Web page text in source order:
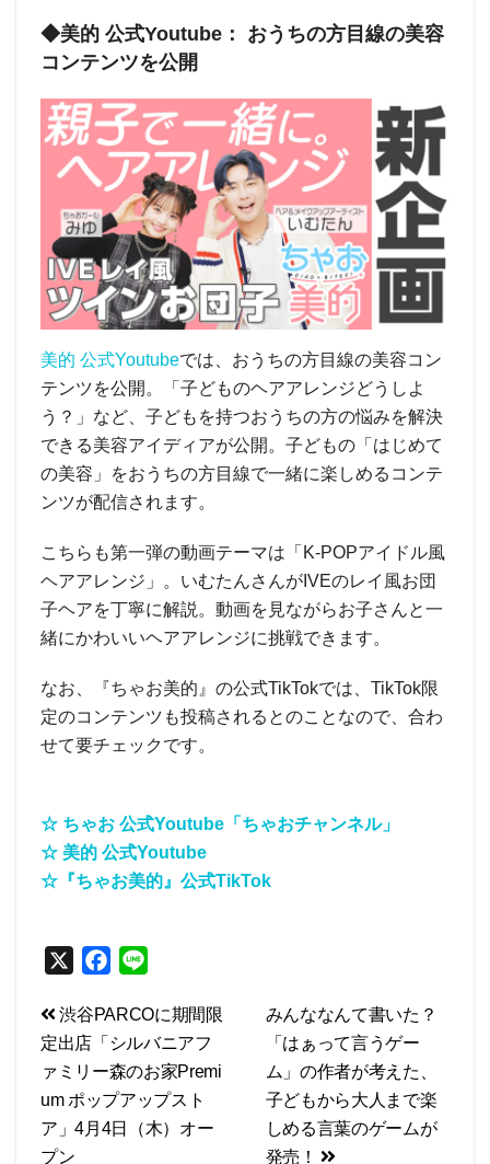
◆美的 公式Youtube： おうちの方目線の美容
コンテンツを公開
美的 公式Youtubeでは、おうちの方目線の美容コン
テンツを公開。「子どものヘアアレンジどうしよ
う？」など、子どもを持つおうちの方の悩みを解決
できる美容アイディアが公開。子どもの「はじめて
の美容」をおうちの方目線で一緒に楽しめるコンテ
ンツが配信されます。
こちらも第一弾の動画テーマは「K-POPアイドル風
ヘアアレンジ」。いむたんさんがIVEのレイ風お団
子ヘアを丁寧に解説。動画を見ながらお子さんと一
緒にかわいいヘアアレンジに挑戦できます。
なお、『ちゃお美的』の公式TikTokでは、TikTok限
定のコンテンツも投稿されるとのことなので、合わ
せて要チェックです。
☆ ちゃお 公式Youtube「ちゃおチャンネル」
☆ 美的 公式Youtube
☆『ちゃお美的』公式TikTok
c
e
b
o
o
n
e
投
稿
ナ
ビ
みんななんて書いた？
「はぁって言うゲー
ム」の作者が考えた、
子どもから大人まで楽
しめる言葉のゲームが
発売！
渋谷PARCOに期間限
定出店「シルバニアフ
ァミリー森のお家Premi
um ポップアップスト
ア」4月4日（木）オー
プン